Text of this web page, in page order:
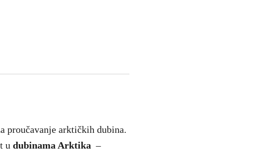
proučavanje arktičkih dubina.
u dubinama Arktika –